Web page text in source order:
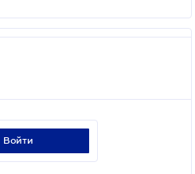
войти